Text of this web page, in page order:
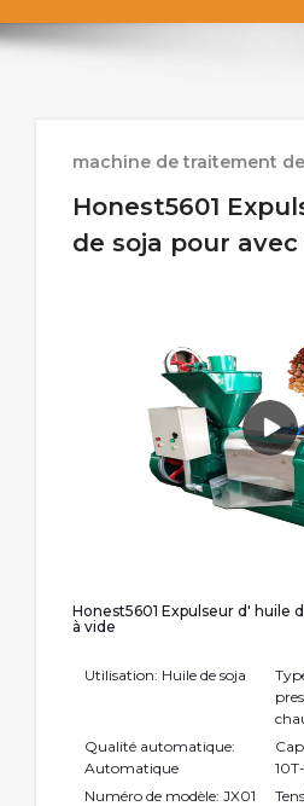
machine de traitement
Honest5601
de soja pour
Honest5601 Expulseur d' huile
à vide
Utilisation: Huile de soja
Qualité automatique:
Automatique
Numéro de modèle: JX01